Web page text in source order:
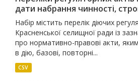
дати набрання чинності,
Набір містить перелік діючих
Красненської селищної ради із
про нормативно-правові акти,
в дію, базові, повторні...
CSV